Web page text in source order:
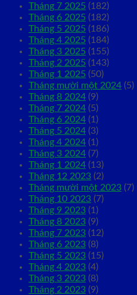
Tháng 7 2025 (182)
Tháng 6 2025 (182)
Tháng 5 2025 (186)
Tháng 4 2025 (184)
Tháng 3 2025 (155)
Tháng 2 2025 (143)
Tháng 1 2025 (50)
Tháng mười một 2024 (5)
Tháng 8 2024 (9)
Tháng 7 2024 (5)
Tháng 6 2024 (1)
Tháng 5 2024 (3)
Tháng 4 2024 (1)
Tháng 3 2024 (7)
Tháng 1 2024 (13)
Tháng 12 2023 (2)
Tháng mười một 2023 (7)
Tháng 10 2023 (7)
Tháng 9 2023 (1)
Tháng 8 2023 (9)
Tháng 7 2023 (12)
Tháng 6 2023 (8)
Tháng 5 2023 (15)
Tháng 4 2023 (4)
Tháng 3 2023 (8)
Tháng 2 2023 (9)